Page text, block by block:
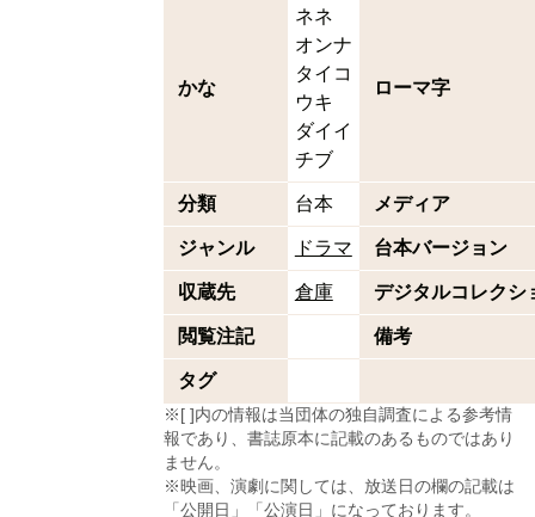
かな
ネネ
オンナ
タイコ
ウキ
ダイイ
チブ
ローマ字
分類 台本 メディア
ジャンル ドラマ 台本バージョン
収蔵先 倉庫 デジタルコレクシ
閲覧注記 備考
タグ
※[ ]内の情報は当団体の独自調査による参考情
報であり、書誌原本に記載のあるものではあり
ません。
※映画、演劇に関しては、放送日の欄の記載は
「公開日」「公演日」になっております。